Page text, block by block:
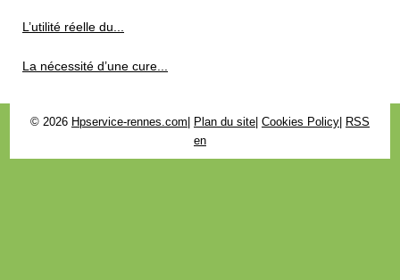
L’utilité réelle du...
La nécessité d’une cure...
© 2026 Hpservice-rennes.com Plan du site Cookies Policy RSS
en